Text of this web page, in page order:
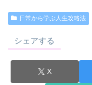
日常から学ぶ人生攻略法
シェアする
X